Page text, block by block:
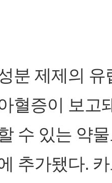
분 제제의
혈증이 보고
수 있는 약
추가됐다.